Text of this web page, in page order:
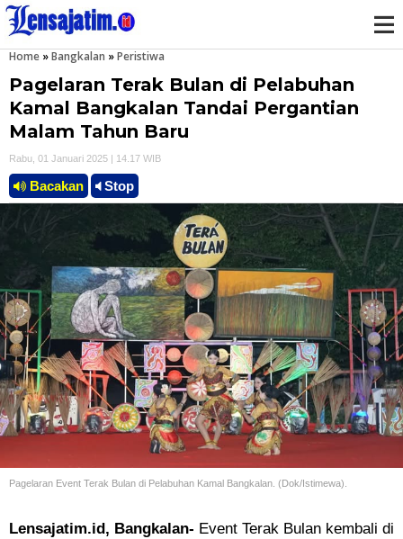
Home »Bangkalan »Peristiwa
Pagelaran Terak Bulan di Pelabuhan
Kamal Bangkalan Tandai Pergantian
Malam Tahun Baru
Rabu, 01 Januari 2025 | 14.17 WIB
Bacakan Stop
Pagelaran Event Terak Bulan di Pelabuhan Kamal Bangkalan. (Dok/Istimewa).
Lensajatim.id, Bangkalan- Event Terak Bulan kembali di